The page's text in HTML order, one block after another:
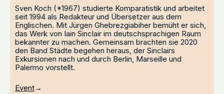
Sven Koch (*1967) studierte Komparatistik und arbeitet
seit 1994 als Redakteur und Übersetzer aus dem
Englischen. Mit Jürgen Ghebrezgiabiher bemüht er sich,
das Werk von Iain Sinclair im deutschsprachigen Raum
bekannter zu machen. Gemeinsam brachten sie 2020
den Band Städte begehen heraus, der Sinclairs
Exkursionen nach und durch Berlin, Marseille und
Palermo vorstellt.
Event→